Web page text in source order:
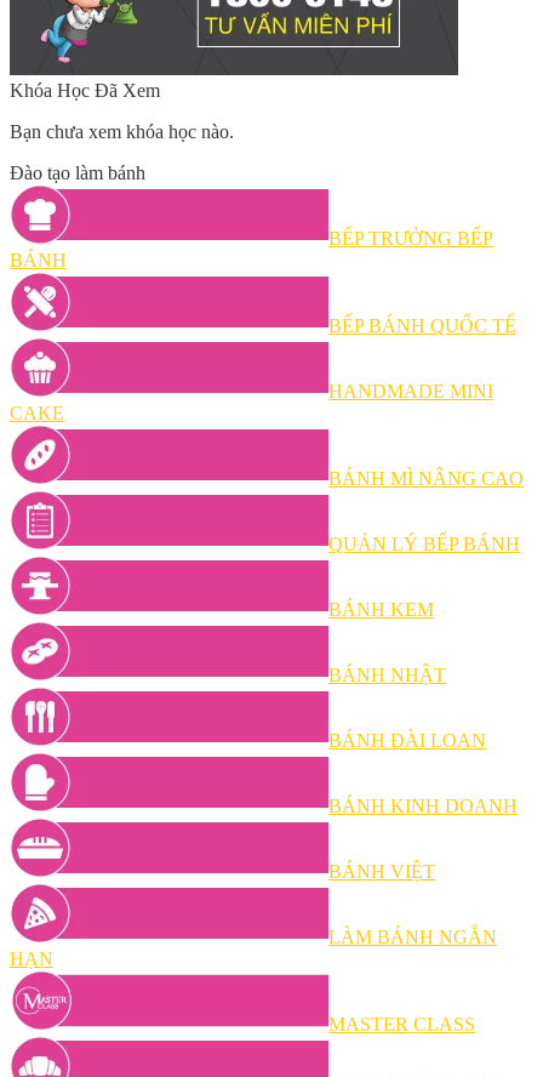
Khóa Học Đã Xem
Bạn chưa xem khóa học nào.
Đào tạo làm bánh
BẾP TRƯỞNG BẾP
BÁNH
BẾP BÁNH QUỐC TẾ
HANDMADE MINI
CAKE
BÁNH MÌ NÂNG CAO
QUẢN LÝ BẾP BÁNH
BÁNH KEM
BÁNH NHẬT
BÁNH ĐÀI LOAN
BÁNH KINH DOANH
BÁNH VIỆT
LÀM BÁNH NGẮN
HẠN
MASTER CLASS